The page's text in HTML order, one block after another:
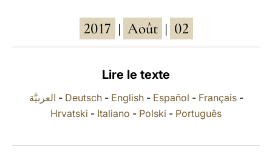
LATINE
2017 Août 02
Lire le texte
العربيَّة - Deutsch- English- Español - Français-
Hrvatski - Italiano - Polski - Português